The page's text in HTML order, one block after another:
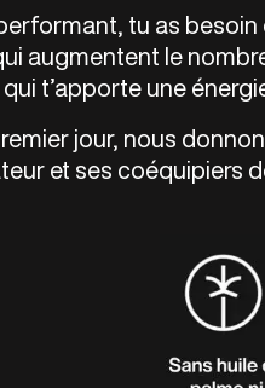
tu as
augmentent le
qui t’apporte une
jour, nous
et ses coéquipiers